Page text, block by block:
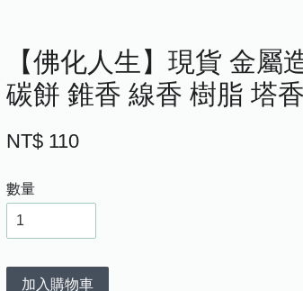
【佛化人生】現貨 金屬
碳餅 錐香 線香 樹脂 塔
NT$ 110
數量
加入購物車